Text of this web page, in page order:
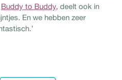
Buddy to Buddy, deelt ook in
En we hebben zeer